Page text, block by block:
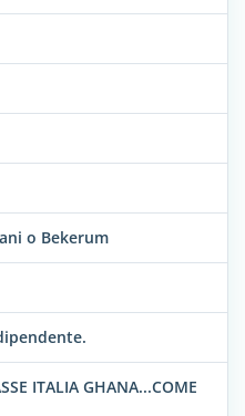
o Bekerum
ITALIA GHANA...COME